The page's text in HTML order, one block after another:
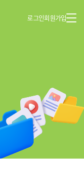
로그인회원가입